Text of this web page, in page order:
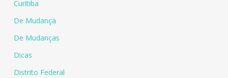
Curitiba
De Mudança
De Mudanças
Dicas
Distrito Federal